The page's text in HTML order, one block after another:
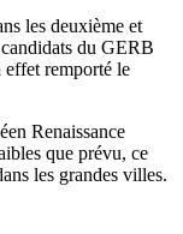
les deuxième et
du GERB
effet remporté le
Renaissance
que prévu, ce
les grandes villes.